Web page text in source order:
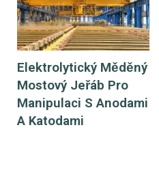
Elektrolytický Měděný
Mostový Jeřáb Pro
Manipulaci S Anodami
A Katodami